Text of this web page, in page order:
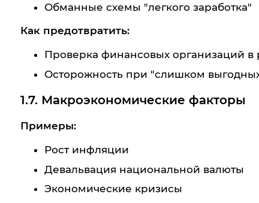
Обманные схемы "легкого заработка"
Как предотвратить:
Проверка финансовых организаций
Осторожность при "слишком
1.7. Макроэкономические факторы
Примеры:
Рост инфляции
Девальвация национальной валюты
Экономические кризисы